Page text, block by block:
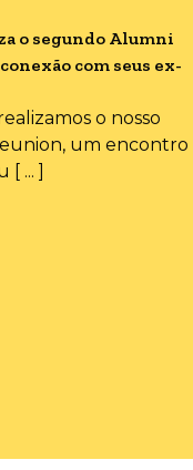
o segundo Alumni
com seus ex-
o nosso
um encontro
... ]